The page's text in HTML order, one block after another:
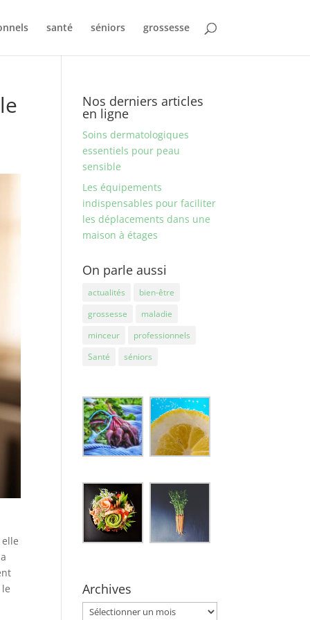
santé séniors grossesse
Nos derniers articles
en ligne
Soins dermatologiques
essentiels pour peau
sensible
Les équipements
indispensables pour faciliter
les déplacements dans une
maison à étages
On parle aussi
actualités
bien-être
grossesse
maladie
minceur
professionnels
Santé
séniors
Archives
Archives